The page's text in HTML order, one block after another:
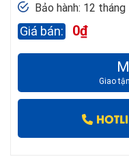
Bảo hành: 12 tháng
0₫
Giao